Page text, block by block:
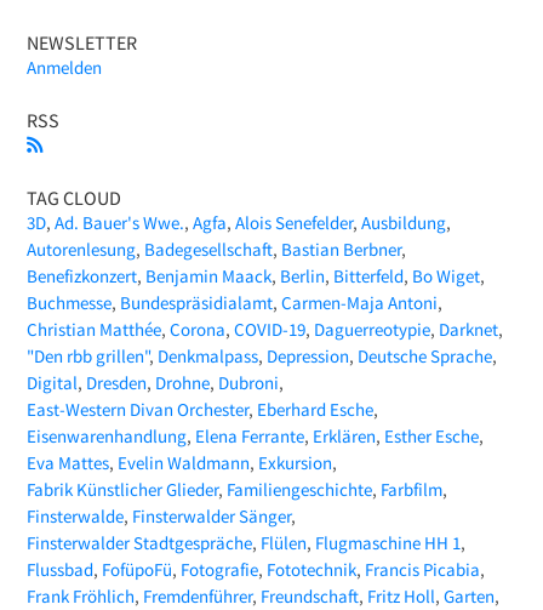
NEWSLETTER
Anmelden
RSS
TAG CLOUD
3D Ad. Bauer's Wwe. Agfa Alois Senefelder Ausbildung
Autorenlesung Badegesellschaft Bastian Berbner
Benefizkonzert Benjamin Maack Berlin Bitterfeld Bo Wiget
Buchmesse Bundespräsidialamt Carmen-Maja Antoni
Christian Matthée Corona COVID-19 Daguerreotypie Darknet
"Den rbb grillen" Denkmalpass Depression Deutsche Sprache
Digital Dresden Drohne Dubroni
East-Western Divan Orchester Eberhard Esche
Eisenwarenhandlung Elena Ferrante Erklären Esther Esche
Eva Mattes Evelin Waldmann Exkursion
Fabrik Künstlicher Glieder Familiengeschichte Farbfilm
Finsterwalde Finsterwalder Sänger
Finsterwalder Stadtgespräche Flülen Flugmaschine HH 1
Flussbad FofüpoFü Fotografie Fototechnik Francis Picabia
Frank Fröhlich Fremdenführer Freundschaft Fritz Holl Garten